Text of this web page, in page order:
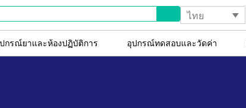
ไทย
กรณ์ยาและห้องปฏิบัติการ อุปกรณ์ทดสอบและวัดค่า